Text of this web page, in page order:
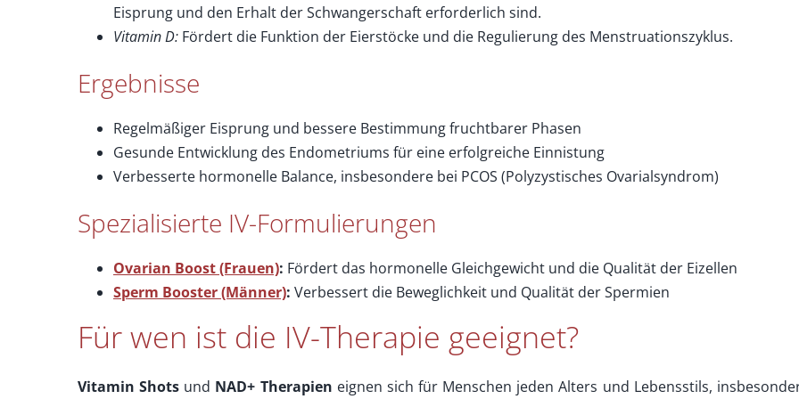
Eisprung und den Erhalt der Schwangerschaft erforderlich sind.
Vitamin D:Fördert die Funktion der Eierstöcke und die Regulierung des Menstruationszyklus.
Ergebnisse
Regelmäßiger Eisprung und bessere Bestimmung fruchtbarer Phasen
Gesunde Entwicklung des Endometriums für eine erfolgreiche Einnistung
Verbesserte hormonelle Balance, insbesondere bei PCOS (Polyzystisches Ovarialsyndrom)
Spezialisierte IV-Formulierungen
Ovarian Boost (Frauen): Fördert das hormonelle Gleichgewicht und die Qualität der Eizellen
Sperm Booster (Männer): Verbessert die Beweglichkeit und Qualität der Spermien
Für wen ist die IV-Therapie geeignet?
Vitamin Shots und NAD+ Therapien eignen sich für Menschen jeden Alters und Lebensstils,